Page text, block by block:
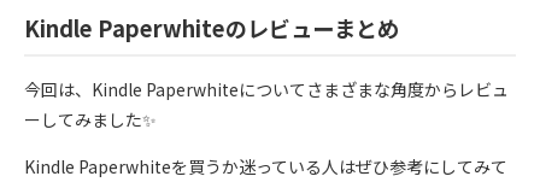
Kindle Paperwhiteのレビューまとめ
今回は、Kindle Paperwhiteについてさまざまな角度からレビュ
ーしてみました✨
Kindle Paperwhiteを買うか迷っている人はぜひ参考にしてみて